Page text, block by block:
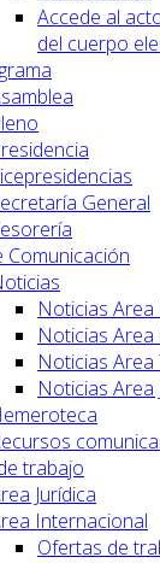
Accede al
del cuerpo
General
Comunicación
Noticias
Noticias Area
Noticias Area
Noticias Area
trabajo
Jurídica
Internacional
Ofertas de